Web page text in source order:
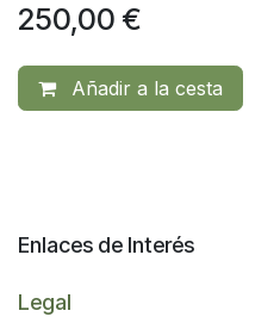
250,00 €
Añadir a la cesta
Enlaces de Interés
Legal